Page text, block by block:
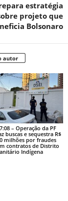
estratégia
projeto que
Bolsonaro
autor
– Operação da PF
buscas e sequestra R$
milhões por fraudes
contratos de Distrito
Indígena